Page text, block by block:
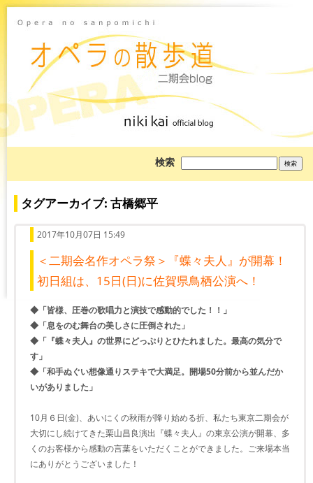
検索
を
タグアーカイブ: 古橋郷平
2017年10月07日 15:49
＜二期会名作オペラ祭＞『蝶々夫人』が開幕！
初日組は、15日(日)に佐賀県鳥栖公演へ！
◆「皆様、圧巻の歌唱力と演技で感動的でした！！」
◆「息をのむ舞台の美しさに圧倒された」
◆「『蝶々夫人』の世界にどっぷりとひたれました。最高の気分で
す」
◆「和手ぬぐい想像通りステキで大満足。開場50分前から並んだか
いがありました」
10月６日(金)、あいにくの秋雨が降り始める折、私たち東京二期会が
大切にし続けてきた栗山昌良演出『蝶々夫人』の東京公演が開幕、多
くのお客様から感動の言葉をいただくことができました。ご来場本当
にありがとうございました！